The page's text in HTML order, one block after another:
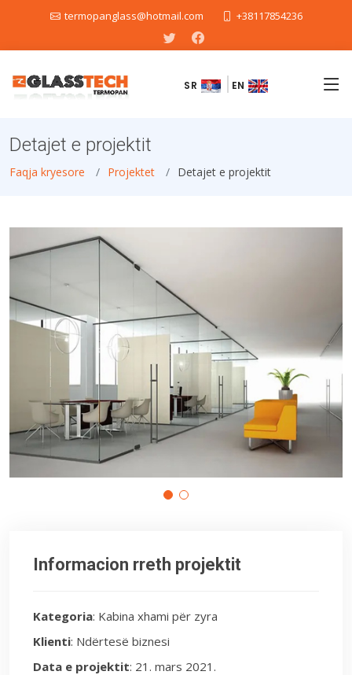
termopanglass@hotmail.com +38117854236
SR EN
Detajet e projektit
Faqja kryesore Projektet Detajet e projektit
Informacion rreth projektit
Kategoria: Kabina xhami për zyra
Klienti: Ndërtesë biznesi
Data e projektit: 21. mars 2021.